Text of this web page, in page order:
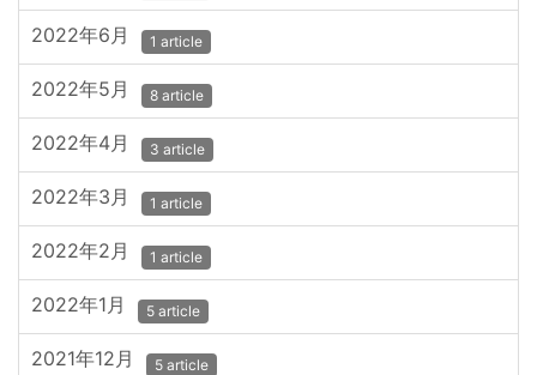
2022年6月 1 article
2022年5月 8 article
2022年4月 3 article
2022年3月 1 article
2022年2月 1 article
2022年1月 5 article
2021年12月 5 article